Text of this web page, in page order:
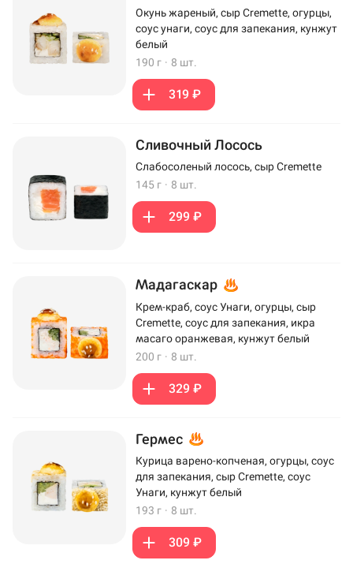
Окунь жареный, сыр Cremette, огурцы,
соус унаги, соус для запекания, кунжут
белый
190 г · 8 шт.
319 ₽
Сливочный Лосось
Слабосоленый лосось, сыр Cremette
145 г · 8 шт.
299 ₽
Мадагаскар
Крем-краб, соус Унаги, огурцы, сыр
Cremette, соус для запекания, икра
масаго оранжевая, кунжут белый
200 г · 8 шт.
329 ₽
Гермес
Курица варено-копченая, огурцы, соус
для запекания, сыр Cremette, соус
Унаги, кунжут белый
193 г · 8 шт.
309 ₽